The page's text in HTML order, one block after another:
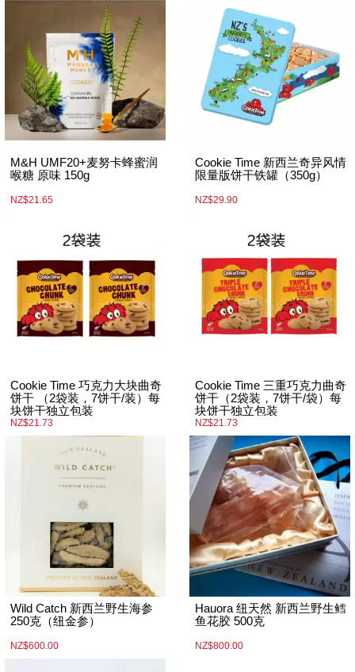
M&H UMF20+麦努卡蜂蜜润
喉糖 原味 150g
NZ$21.65
Cookie Time 新西兰奇异风情
限量版饼干铁罐（350g）
NZ$29.90
Cookie Time 巧克力大块曲奇
饼干 （2袋装，7饼干/装）每
块饼干独立包装
NZ$21.73
Cookie Time 三重巧克力曲奇
饼干（2袋装，7饼干/袋）每
块饼干独立包装
NZ$21.73
Wild Catch 新西兰野生海参
250克（纽金参）
NZ$600.00
Hauora 纽天然 新西兰野生鳕
鱼花胶 500克
NZ$800.00